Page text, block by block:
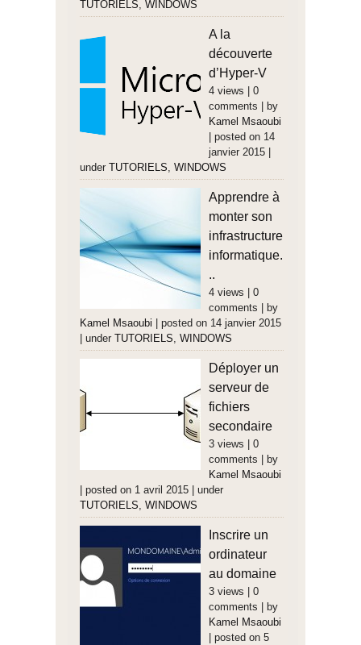
TUTORIELS, WINDOWS
A la
découverte
d’Hyper-V
4 views
0
comments
by
Kamel Msaoubi
posted on 14
janvier 2015
under TUTORIELS, WINDOWS
Apprendre à
monter son
infrastructure
informatique.
..
4 views
0
comments
by
Kamel Msaoubi
posted on 14 janvier 2015
under TUTORIELS, WINDOWS
Déployer un
serveur de
fichiers
secondaire
3 views
0
comments
by
Kamel Msaoubi
posted on 1 avril 2015
under
TUTORIELS, WINDOWS
Inscrire un
ordinateur
au domaine
3 views
0
comments
by
Kamel Msaoubi
posted on 5